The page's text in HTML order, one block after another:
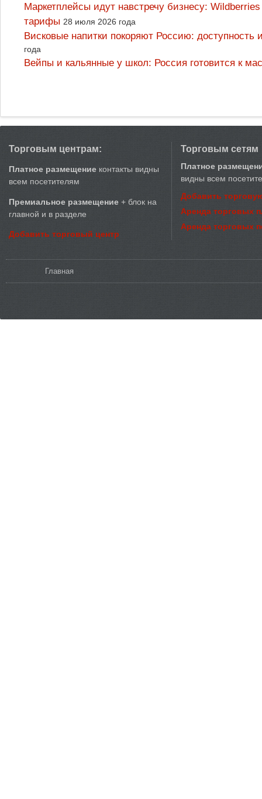
Маркетплейсы идут навстречу бизнесу:
тарифы 28 июля 2026 года
Висковые напитки покоряют Россию:
года
Вейпы и кальянные у школ: Россия готовится к
Торговым центрам:
Платное размещение контакты видны
всем посетителям
Премиальное размещение + блок на
главной и в разделе
Добавить торговый центр
Торговым сетям
Платное
видны всем
Добавить
Аренда торговых
Аренда торговых
Главная